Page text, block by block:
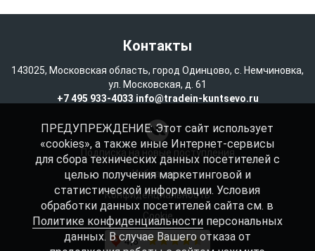
Контакты
143025, Московская область, город Одинцово, с. Немчиновка,
ул. Московская, д. 61
+7 495 933-4033 info@tradein-kuntsevo.ru
Подписка на новые поступления
Избранное
Конфиденциальность
Cookie
ПРЕДУПРЕЖДЕНИЕ: Этот сайт использует
«cookies», а также иные Интернет-сервисы
для сбора технических данных посетителей с
целью получения маркетинговой и
статистической информации. Условия
обработки данных посетителей сайта см. в
Политике конфиденциальностиперсональных
данных. В случае Вашего отказа от